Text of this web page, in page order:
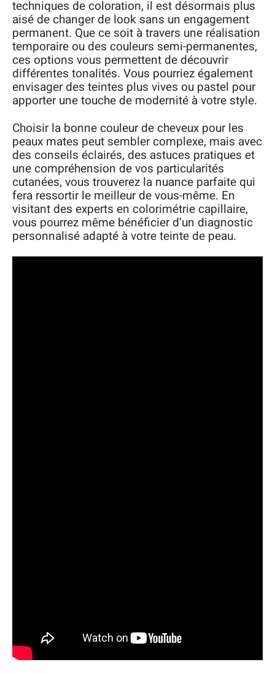
techniques de coloration, il est désormais plus
aisé de changer de look sans un engagement
permanent. Que ce soit à travers une réalisation
temporaire ou des couleurs semi-permanentes,
ces options vous permettent de découvrir
différentes tonalités. Vous pourriez également
envisager des teintes plus vives ou pastel pour
apporter une touche de modernité à votre style.
Choisir la bonne couleur de cheveux pour les
peaux mates peut sembler complexe, mais avec
des conseils éclairés, des astuces pratiques et
une compréhension de vos particularités
cutanées, vous trouverez la nuance parfaite qui
fera ressortir le meilleur de vous-même. En
visitant des experts en colorimétrie capillaire,
vous pourrez même bénéficier d’un diagnostic
personnalisé adapté à votre teinte de peau.